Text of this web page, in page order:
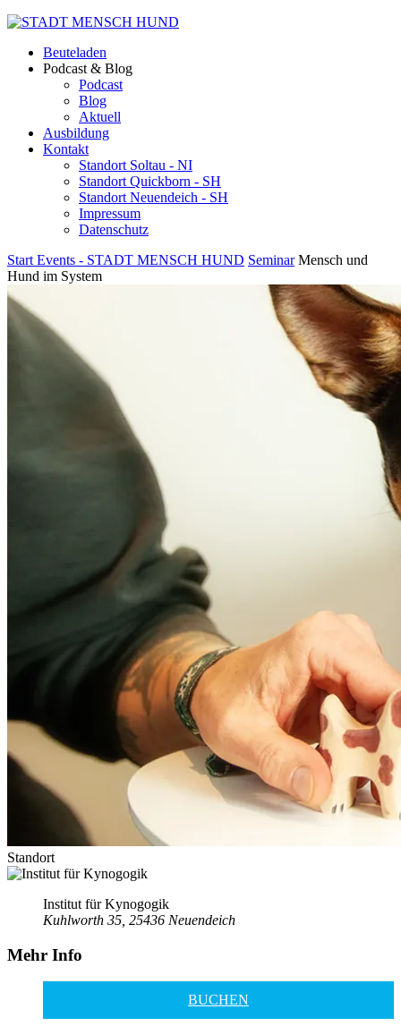
Beuteladen
Podcast & Blog
Podcast
Blog
Aktuell
Ausbildung
Kontakt
Standort Soltau - NI
Standort Quickborn - SH
Standort Neuendeich - SH
Impressum
Datenschutz
Start Events - STADT MENSCH HUND Seminar Mensch und
Hund im System
Standort
Institut für Kynogogik
Kuhlworth 35, 25436 Neuendeich
Mehr Info
BUCHEN